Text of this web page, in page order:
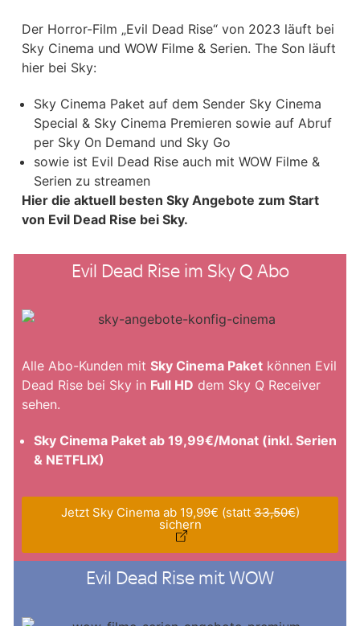
Der Horror-Film „Evil Dead Rise“ von 2023 läuft bei
Sky Cinema und WOW Filme & Serien. The Son läuft
hier bei Sky:
Sky Cinema Paket auf dem Sender Sky Cinema
Special & Sky Cinema Premieren sowie auf Abruf
per Sky On Demand und Sky Go
sowie ist Evil Dead Rise auch mit WOW Filme &
Serien zu streamen
Hier die aktuell besten Sky Angebote zum Start
von Evil Dead Rise bei Sky.
Evil Dead Rise im Sky Q Abo
Alle Abo-Kunden mit Sky Cinema Paket können Evil
Dead Rise bei Sky in Full HD dem Sky Q Receiver
sehen.
Sky Cinema Paket ab 19,99€/Monat (inkl. Serien
& NETFLIX)
Jetzt Sky Cinema ab 19,99€ (statt33,50€)
sichern
Evil Dead Rise mit WOW